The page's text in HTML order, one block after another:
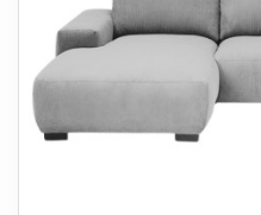
LAMPER
ENTREMØBLER
HAVEMØBLER